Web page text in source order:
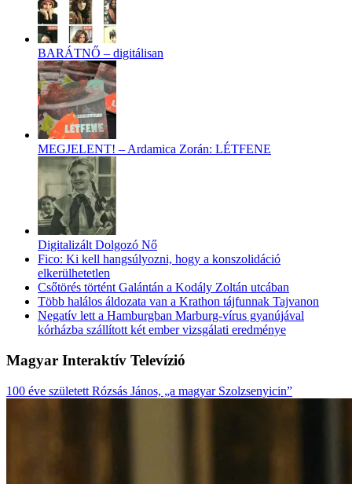
BARÁTNŐ – digitálisan
MEGJELENT! – Ardamica Zorán: LÉTFENE
Digitalizált Dolgozó Nő
Fico: Ki kell hangsúlyozni, hogy a konszolidáció
elkerülhetetlen
Csőtörés történt Galántán a Kodály Zoltán utcában
Több halálos áldozata van a Krathon tájfunnak Tajvanon
Negatív lett a Hamburgban Marburg-vírus gyanújával
kórházba szállított két ember vizsgálati eredménye
Magyar Interaktív Televízió
100 éve született Rózsás János, „a magyar Szolzsenyicin”